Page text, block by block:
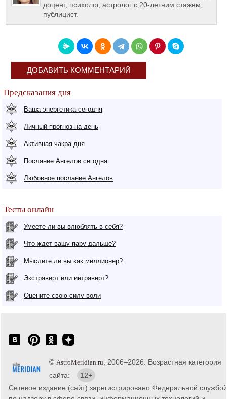
доцент, психолог, астролог с 20-летним стажем,
публицист.
ДОБАВИТЬ КОММЕНТАРИЙ
Предсказания дня
Ваша энергетика сегодня
Личный прогноз на день
Активная чакра дня
Послание Ангелов сегодня
Любовное послание Ангелов
Тесты онлайн
Умеете ли вы влюблять в себя?
Что ждет вашу пару дальше?
Мыслите ли вы как миллионер?
Экстраверт или интраверт?
Оцените свою силу воли
© AstroMeridian.ru , 2006–2026. Возрастная категория
сайта:
12+
Сетевое издание (сайт) зарегистрировано Федеральной службой